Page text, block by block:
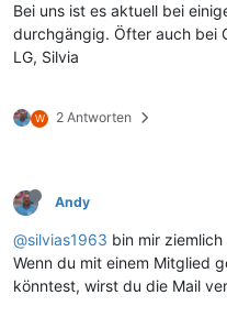
Bei uns ist es aktuell bei
durchgängig. Öfter auch bei
LG, Silvia
W 2 Antworten
Andy
@silvias1963 bin mir
Wenn du mit einem Mitglied
könntest, wirst du die Mail